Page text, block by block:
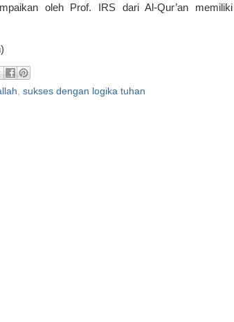
oleh Prof. IRS dari Al-Qur’an memiliki
sukses dengan logika tuhan